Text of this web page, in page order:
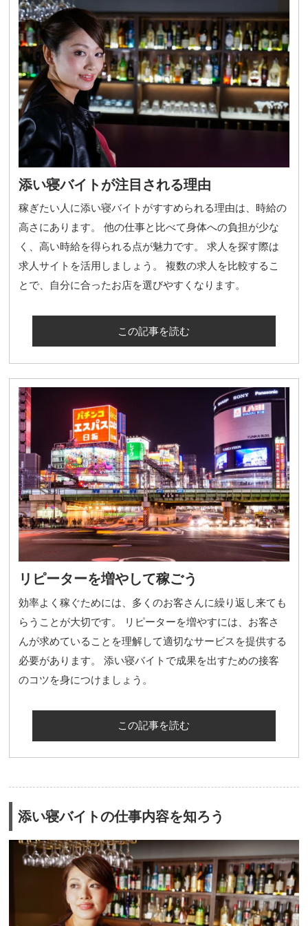
添い寝バイトが注目される理由
稼ぎたい人に添い寝バイトがすすめられる理由は、時給の
高さにあります。 他の仕事と比べて身体への負担が少な
く、高い時給を得られる点が魅力です。 求人を探す際は
求人サイトを活用しましょう。 複数の求人を比較するこ
とで、自分に合ったお店を選びやすくなります。
この記事を読む
リピーターを増やして稼ごう
効率よく稼ぐためには、多くのお客さんに繰り返し来ても
らうことが大切です。 リピーターを増やすには、お客さ
んが求めていることを理解して適切なサービスを提供する
必要があります。 添い寝バイトで成果を出すための接客
のコツを身につけましょう。
この記事を読む
添い寝バイトの仕事内容を知ろう